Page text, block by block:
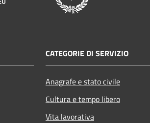
CATEGORIE DI SERVIZIO
Anagrafe e stato civile
Cultura e tempo libero
Vita lavorativa